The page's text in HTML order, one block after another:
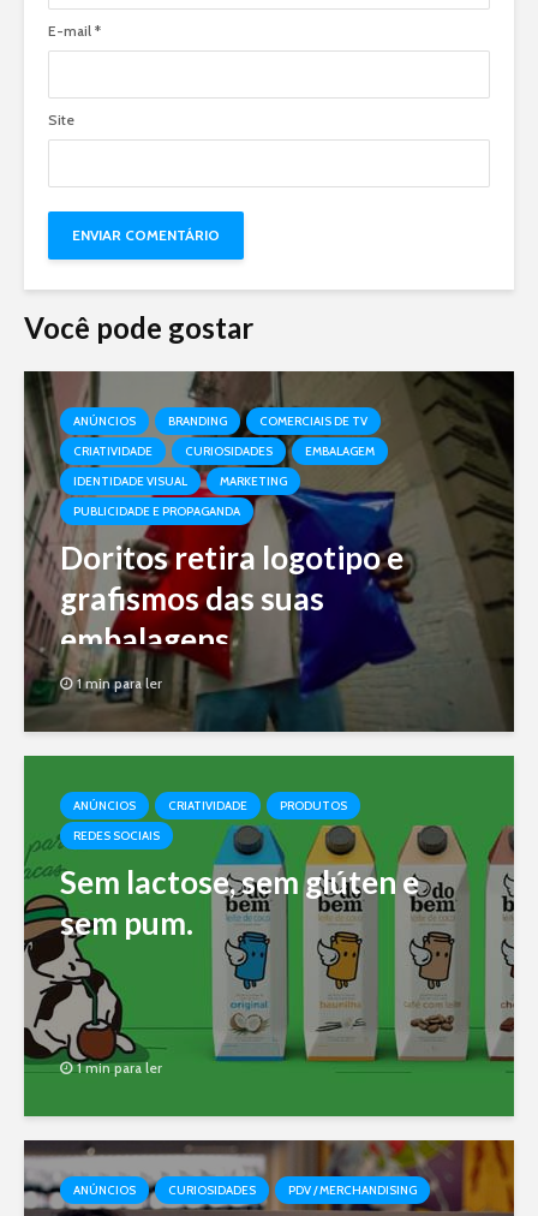
E-mail *
Site
Você pode gostar
ANÚNCIOS BRANDING
COMERCIAIS DE TV
CRIATIVIDADE
CURIOSIDADES
EMBALAGEM
IDENTIDADE VISUAL
MARKETING
PUBLICIDADE E PROPAGANDA
Doritos retira logotipo e
grafismos das suas
embalagens
1 min para ler
ANÚNCIOS CRIATIVIDADE
PRODUTOS
REDES SOCIAIS
Sem lactose, sem glúten e
sem pum.
1 min para ler
ANÚNCIOS CURIOSIDADES PDV / MERCHANDISING